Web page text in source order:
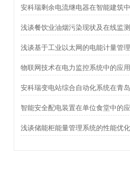
智能安全配电装置在单位食堂中的